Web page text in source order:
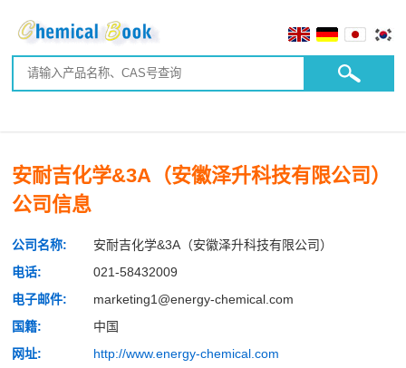
安耐吉化学&3A（安徽泽升科技有限公司）
公司信息
公司名称:
安耐吉化学&3A（安徽泽升科技有限公司）
电话:
021-58432009
电子邮件:
marketing1@energy-chemical.com
国籍:
中国
网址:
http://www.energy-chemical.com